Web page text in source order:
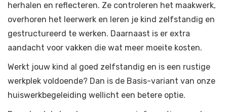
herhalen en reflecteren. Ze controleren het maakwerk,
overhoren het leerwerk en leren je kind zelfstandig en
gestructureerd te werken. Daarnaast is er extra
aandacht voor vakken die wat meer moeite kosten.
Werkt jouw kind al goed zelfstandig en is een rustige
werkplek voldoende? Dan is de Basis-variant van onze
huiswerkbegeleiding wellicht een betere optie.